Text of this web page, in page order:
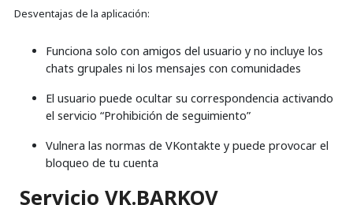
Desventajas de la aplicación:
Funciona solo con amigos del usuario y no incluye los
chats grupales ni los mensajes con comunidades
El usuario puede ocultar su correspondencia activando
el servicio “Prohibición de seguimiento”
Vulnera las normas de VKontakte y puede provocar el
bloqueo de tu cuenta
Servicio VK.BARKOV